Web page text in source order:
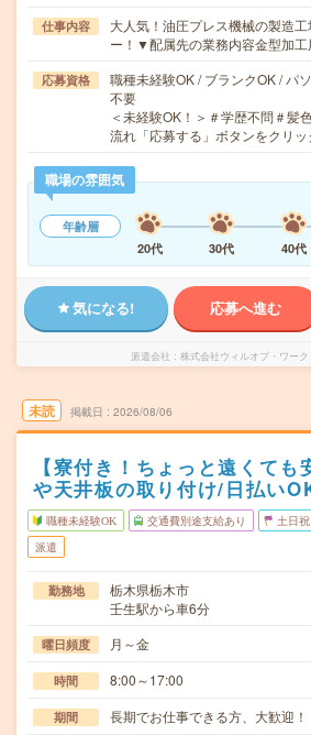
仕事内容
大人気！油圧プレス機械の製造
ー！▼配属先の業務内容金型加
応募資格
職種未経験OK / ブランクOK / パ
不要
＜未経験OK！＞＃学歴不問＃髪
流れ「応募する」ボタンをクリ
職場の雰囲気
年齢層
20代
30代 40代
気になる! 応募へ進む
派遣会社 株式会社ウィルオブ・ワー
未読 掲載日 2026/08/06
【寮付き！ちょっと遠くても
や天井板の取り付け/日払い
職種未経験OK 交通費別途支給あり 土日
派遣
勤務地
栃木県栃木市
壬生駅から車6分
曜日頻度 月～金
時間 8:00～17:00
期間 長期でお仕事できる方、大歓迎！